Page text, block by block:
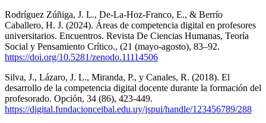
Rodríguez Zúñiga, J. L., De-La-Hoz-Franco, E., & Berrío
Caballero, H. J. (2024). Áreas de competencia digital en profesores
universitarios. Encuentros. Revista De Ciencias Humanas, Teoría
Social y Pensamiento Crítico., (21 (mayo-agosto), 83–92.
https://doi.org/10.5281/zenodo.11114506
Silva, J., Lázaro, J. L., Miranda, P., y Canales, R. (2018). El
desarrollo de la competencia digital docente durante la formación del
profesorado. Opción, 34 (86), 423-449.
https://digital.fundacionceibal.edu.uy/jspui/handle/123456789/288